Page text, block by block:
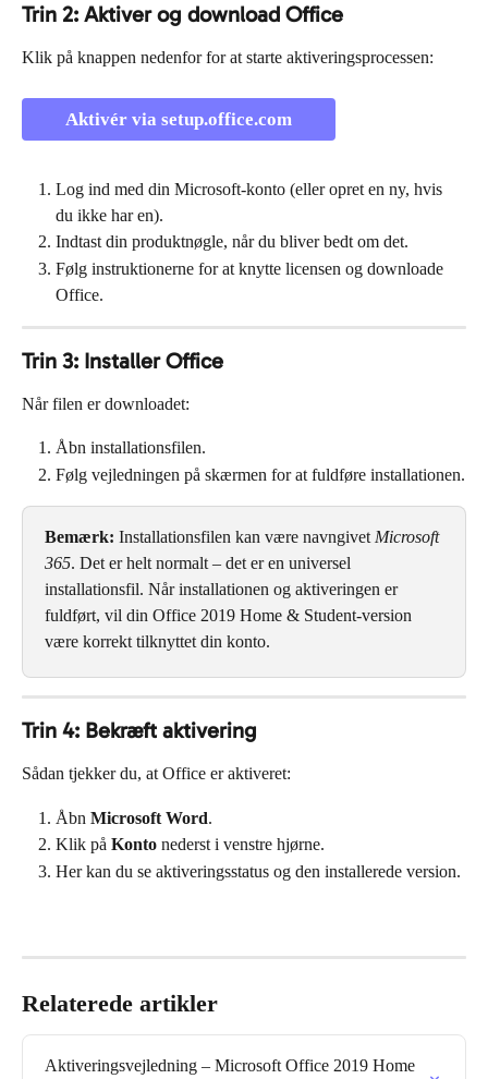
Trin 2: Aktiver og download Office
Klik på knappen nedenfor for at starte aktiveringsprocessen:
Aktivér via setup.office.com
Log ind med din Microsoft-konto (eller opret en ny, hvis
du ikke har en).
Indtast din produktnøgle, når du bliver bedt om det.
Følg instruktionerne for at knytte licensen og downloade
Office.
Trin 3: Installer Office
Når filen er downloadet:
Åbn installationsfilen.
Følg vejledningen på skærmen for at fuldføre installationen.
Bemærk: Installationsfilen kan være navngivet Microsoft
365. Det er helt normalt – det er en universel
installationsfil. Når installationen og aktiveringen er
fuldført, vil din Office 2019 Home & Student-version
være korrekt tilknyttet din konto.
Trin 4: Bekræft aktivering
Sådan tjekker du, at Office er aktiveret:
Åbn Microsoft Word.
Klik på Konto nederst i venstre hjørne.
Her kan du se aktiveringsstatus og den installerede version.
Relaterede artikler
Aktiveringsvejledning – Microsoft Office 2019 Home